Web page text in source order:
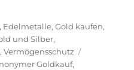
, Edelmetalle,Gold kaufen,
und Silber,
,Vermögensschutz
Goldkauf,